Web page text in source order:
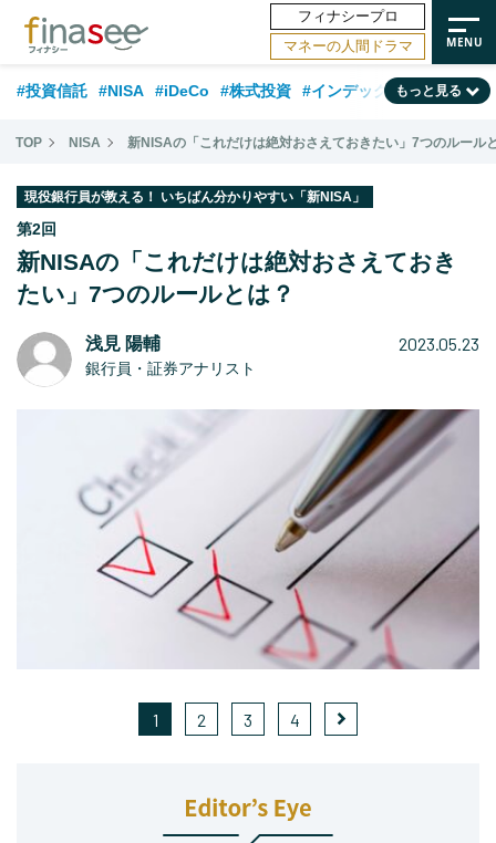
フィナシープロ
マネーの人間ドラマ
#投資信託 #NISA #iDeCo #株式投資 #インデックスファンド
#相談事例 #相続・贈与 #FP #新NISA #ランキング #日本株
#フィナンシャル・ウェルビーイング
#データ・調査 #資産運用業界 #海外事情 #国内株式型 #60代
もっと見る
TOP NISA 新NISAの「これだけは絶対おさえておきたい」7つのルール
現役銀行員が教える！ いちばん分かりやすい「新NISA」
第2回
新NISAの「これだけは絶対おさえておき
たい」7つのルールとは？
浅見 陽輔
銀行員・証券アナリスト
2023.05.23
1 2 3 4